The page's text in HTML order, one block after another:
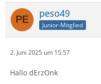
peso49
Junior-Mitglied
2. Juni 2025 um 15:57
Hallo dErzOnk